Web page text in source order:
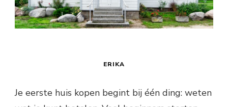
ERIKA
Je eerste huis kopen begint bij één ding: weten